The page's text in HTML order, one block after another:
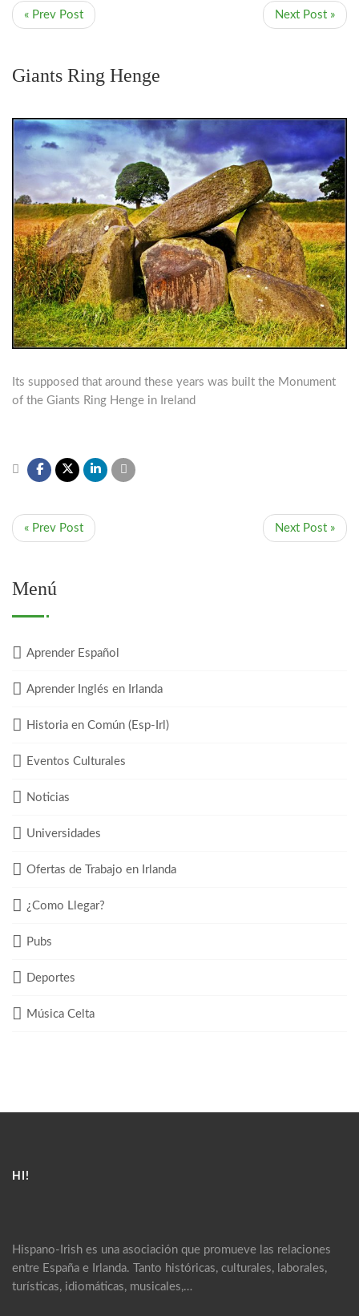
« Prev Post Next Post »
Giants Ring Henge
Its supposed that around these years was built the Monument
of the Giants Ring Henge in Ireland
« Prev Post Next Post »
Menú
Aprender Español
Aprender Inglés en Irlanda
Historia en Común (Esp-Irl)
Eventos Culturales
Noticias
Universidades
Ofertas de Trabajo en Irlanda
¿Como Llegar?
Pubs
Deportes
Música Celta
HI!
Hispano-Irish es una asociación que promueve las relaciones
entre España e Irlanda. Tanto históricas, culturales, laborales,
turísticas, idiomáticas, musicales,…